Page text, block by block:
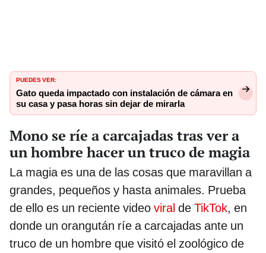
PUEDES VER:
Gato queda impactado con instalación de cámara en
su casa y pasa horas sin dejar de mirarla
Mono se ríe a carcajadas tras ver a
un hombre hacer un truco de magia
La magia es una de las cosas que maravillan a
grandes, pequeños y hasta animales. Prueba
de ello es un reciente video viral de TikTok, en
donde un orangután ríe a carcajadas ante un
truco de un hombre que visitó el zoológico de